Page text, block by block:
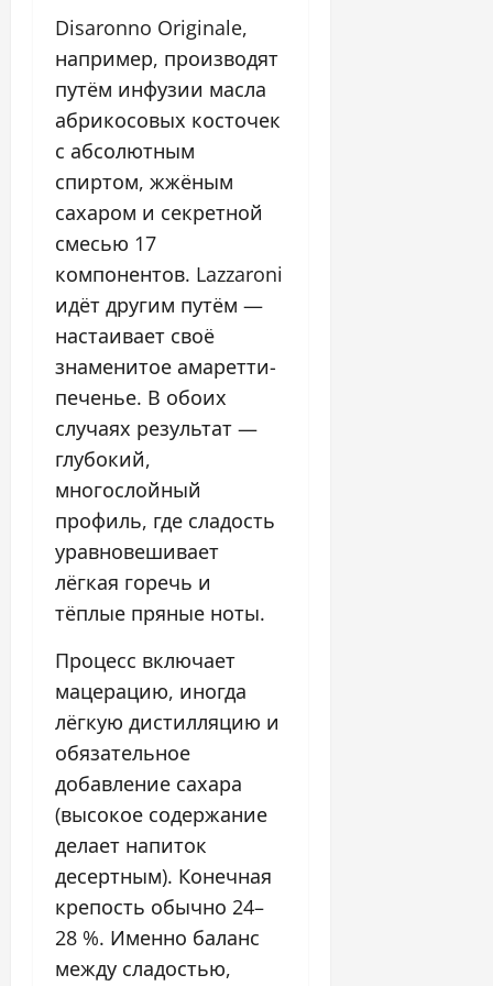
Disaronno Originale,
например, производят
путём инфузии масла
абрикосовых косточек
с абсолютным
спиртом, жжёным
сахаром и секретной
смесью 17
компонентов. Lazzaroni
идёт другим путём —
настаивает своё
знаменитое амаретти-
печенье. В обоих
случаях результат —
глубокий,
многослойный
профиль, где сладость
уравновешивает
лёгкая горечь и
тёплые пряные ноты.
Процесс включает
мацерацию, иногда
лёгкую дистилляцию и
обязательное
добавление сахара
(высокое содержание
делает напиток
десертным). Конечная
крепость обычно 24–
28 %. Именно баланс
между сладостью,